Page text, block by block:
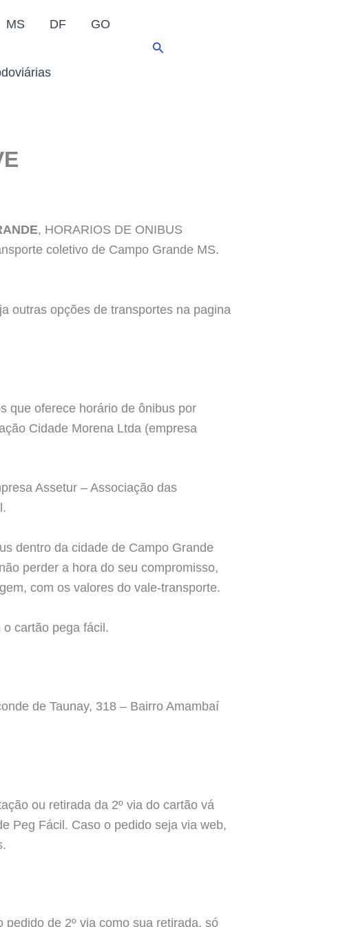
MS DF GO
Pesquisar
, HORARIOS DE ONIBUS
coletivo de Campo Grande MS.
outras opções de transportes na pagina
que oferece horário de ônibus por
Cidade Morena Ltda (empresa
Assetur – Associação das
dentro da cidade de Campo Grande
perder a hora do seu compromisso,
com os valores do vale-transporte.
cartão pega fácil.
de Taunay, 318 – Bairro Amambaí
ou retirada da 2º via do cartão vá
Peg Fácil. Caso o pedido seja via web,
de 2º via como sua retirada, só